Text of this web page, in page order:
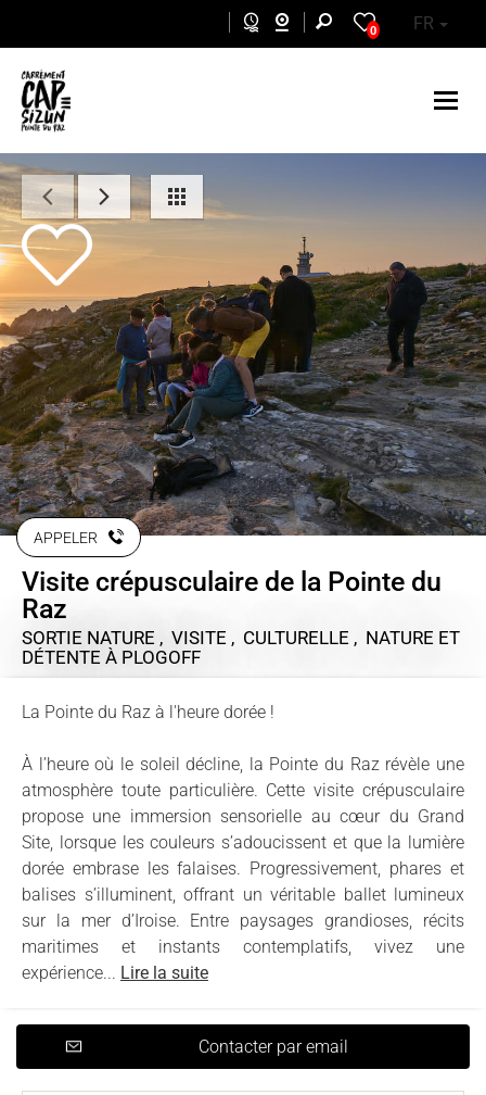
0 FR
APPELER
Visite crépusculaire de la Pointe du
Raz
SORTIE NATURE , VISITE , CULTURELLE , NATURE ET
DÉTENTE À PLOGOFF
La Pointe du Raz à l'heure dorée !
À l’heure où le soleil décline, la Pointe du Raz révèle une
atmosphère toute particulière. Cette visite crépusculaire
propose une immersion sensorielle au cœur du Grand
Site, lorsque les couleurs s’adoucissent et que la lumière
dorée embrase les falaises. Progressivement, phares et
balises s’illuminent, offrant un véritable ballet lumineux
sur la mer d’Iroise. Entre paysages grandioses, récits
maritimes et instants contemplatifs, vivez une
expérience... Lire la suite
Contacter par email